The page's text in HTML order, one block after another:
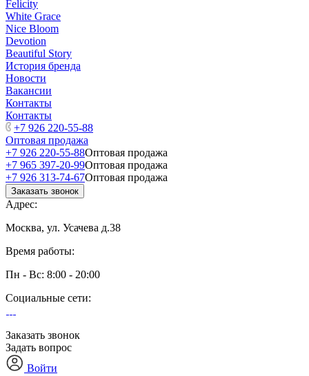
Felicity
White Grace
Nice Bloom
Devotion
Beautiful Story
История бренда
Новости
Вакансии
Контакты
Контакты
+7 926 220-55-88
Оптовая продажа
+7 926 220-55-88Оптовая продажа
+7 965 397-20-99Оптовая продажа
+7 926 313-74-67Оптовая продажа
Заказать звонок
Адрес:
Москва, ул. Усачева д.38
Время работы:
Пн - Вс: 8:00 - 20:00
Социальные сети:
Заказать звонок
Задать вопрос
Войти